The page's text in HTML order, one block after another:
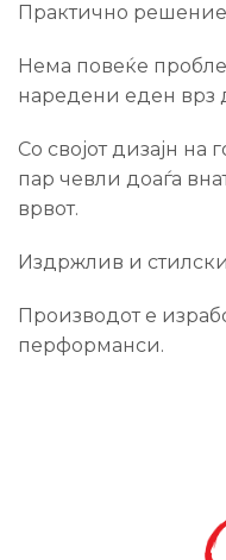
Практично
Нема повеќе
наредени еден врз
Со својот дизајн
пар чевли доаѓа
врвот.
Издржлив и стилски
Производот е
перформанси.